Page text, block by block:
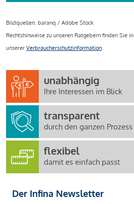
Bildquellen: baranq / Adobe Stock
Rechtshinweise zu unseren Ratgebern finden Sie in
unserer Verbraucherschutzinformation
unabhängig
Ihre Interessen im Blick
transparent
durch den ganzen Prozess
flexibel
damit es einfach passt
Der Infina Newsletter